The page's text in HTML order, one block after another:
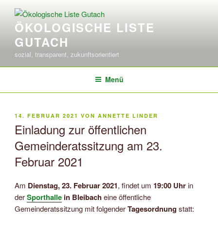
Inhalt
springenÖKOLOGISCHE LISTE
GUTACH
sozial, transparent, zukunftsorientiert
Menü
VERÖFFENTLICHT
14. FEBRUAR 2021 VON ANNETTE LINDER
Einladung zur öffentlichen
Gemeinderatssitzung am 23.
Februar 2021
Am Dienstag, 23. Februar 2021, findet um 19:00 Uhrin
derSporthalle in Bleibacheine öffentliche
Gemeinderatssitzung mit folgenderTagesordnungstatt: